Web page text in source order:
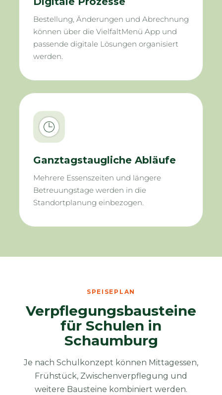
Bestellung, Änderungen und Abrechnung
können über die VielfaltMenü App und
passende digitale Lösungen organisiert
werden.
Ganztagstaugliche Abläufe
Mehrere Essenszeiten und längere
Betreuungstage werden in die
Standortplanung einbezogen.
SPEISEPLAN
Verpflegungsbausteine
für Schulen in
Schaumburg
Je nach Schulkonzept können Mittagessen,
Frühstück, Zwischenverpflegung und
weitere Bausteine kombiniert werden.